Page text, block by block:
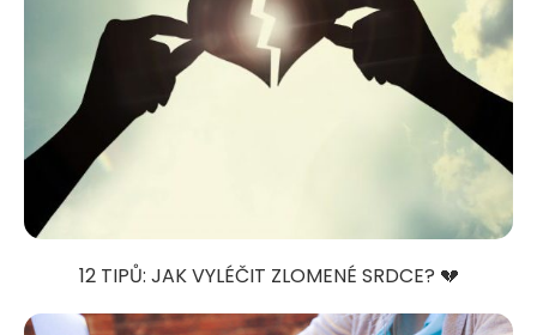
12 TIPŮ: JAK VYLÉČIT ZLOMENÉ SRDCE? 💔